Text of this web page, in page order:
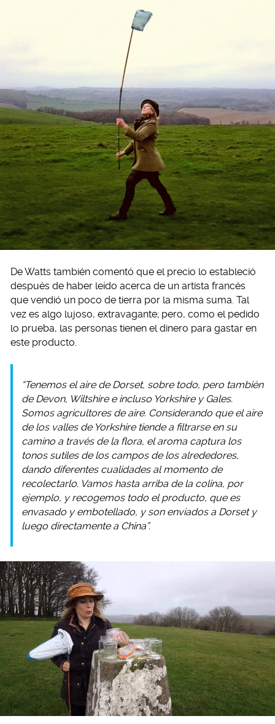
De Watts también comentó que el precio lo estableció
después de haber leído acerca de un artista francés
que vendió un poco de tierra por la misma suma. Tal
vez es algo lujoso, extravagante; pero, como el pedido
lo prueba, las personas tienen el dinero para gastar en
este producto.
“Tenemos el aire de Dorset, sobre todo, pero también
de Devon, Wiltshire e incluso Yorkshire y Gales.
Somos agricultores de aire. Considerando que el aire
de los valles de Yorkshire tiende a filtrarse en su
camino a través de la flora, el aroma captura los
tonos sutiles de los campos de los alrededores,
dando diferentes cualidades al momento de
recolectarlo. Vamos hasta arriba de la colina, por
ejemplo, y recogemos todo el producto, que es
envasado ​​y embotellado, y son enviados a Dorset y
luego directamente a China”.